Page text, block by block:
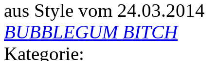
aus Style vom 24.03.2014
BUBBLEGUM BITCH
Kategorie: